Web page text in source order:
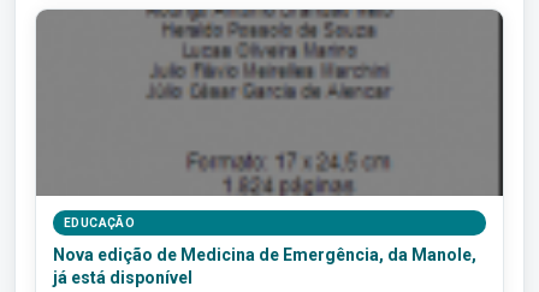
EDUCAÇÃO
Nova edição de Medicina de Emergência, da Manole,
já está disponível